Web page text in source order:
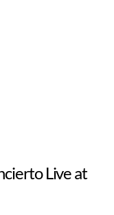
Live at